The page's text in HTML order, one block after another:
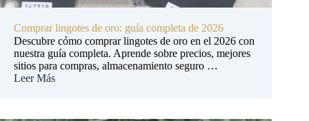
Comprar lingotes de oro: guía completa de 2026
Descubre cómo comprar lingotes de oro en el 2026 con
nuestra guía completa. Aprende sobre precios, mejores
sitios para compras, almacenamiento seguro …
Leer Más